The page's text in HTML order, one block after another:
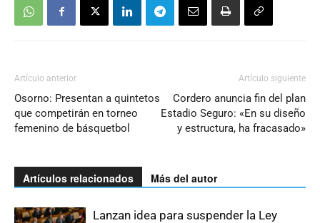
Artículo anterior
Osorno: Presentan a quintetos
que competirán en torneo
femenino de básquetbol
Artículo siguiente
Cordero anuncia fin del plan
Estadio Seguro: «En su diseño
y estructura, ha fracasado»
Artículos relacionados Más del autor
Lanzan idea para suspender la Ley